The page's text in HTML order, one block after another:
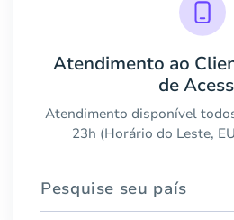
Atendimento ao
de
Atendimento disponível
23h (Horário do Leste,
Pesquise seu país